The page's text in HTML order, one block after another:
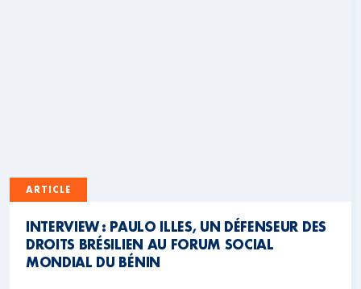
ARTICLE
INTERVIEW : PAULO ILLES, UN DÉFENSEUR DES
DROITS BRÉSILIEN AU FORUM SOCIAL
MONDIAL DU BÉNIN